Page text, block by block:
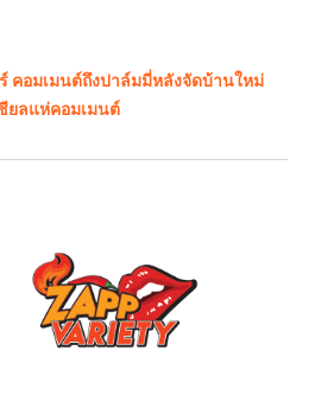
คอมเมนต์ถึงปาล์มมี่หลังจัดบ้านใหม่
ยลแห่คอมเมนต์